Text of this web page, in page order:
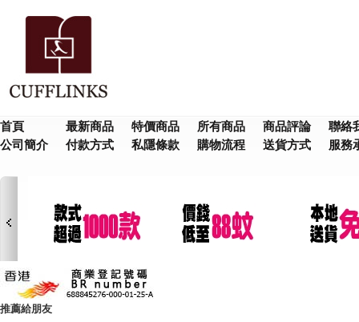
首頁 最新商品 特價商品 所有商品 商品評論
聯絡
公司簡介
付款方式 私隱條款 購物流程 送貨方式 服務
推薦給朋友